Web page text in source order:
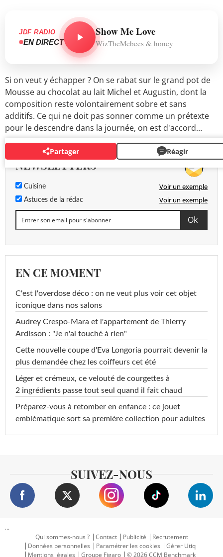
JDF RADIO
EN DIRECT
Show Me Love
WizTheMcbees & honey
Si on veut y échapper ? On se rabat sur le grand pot de
Mousse au chocolat au lait Michel et Augustin, dont la
composition reste volontairement sobre et sans
additifs. Ce qui ne doit pas sonner comme un prétexte
pour le descendre dans la journée, on est d'accord…
Partager Réagir
NEWSLETTERS
Cuisine Voir un exemple
Astuces de la rédac Voir un exemple
EN CE MOMENT
C'est l'overdose déco : on ne veut plus voir cet objet
iconique dans nos salons
Audrey Crespo-Mara et l'appartement de Thierry
Ardisson : "Je n'ai touché à rien"
Cette nouvelle coupe d'Eva Longoria pourrait devenir la
plus demandée chez les coiffeurs cet été
Léger et crémeux, ce velouté de courgettes à
2 ingrédients passe tout seul quand il fait chaud
Préparez-vous à retomber en enfance : ce jouet
emblématique sort sa première collection pour adultes
SUIVEZ-NOUS
...
Qui sommes-nous ?
Contact Publicité
Recrutement
Données personnelles
Paramétrer les cookies
Gérer Utiq
Mentions légales
Groupe Figaro © 2026 CCM Benchmark